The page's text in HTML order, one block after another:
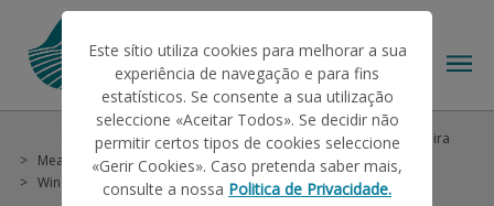
Help/Support Helps on Unique Request
POSEI Madeira
Measure 2 - Agriculture and Livestock (Vegetable)
Wine Row - Production
Legislation
Este sítio utiliza cookies para melhorar a sua
experiência de navegação e para fins
estatísticos. Se consente a sua utilização
seleccione «Aceitar Todos». Se decidir não
permitir certos tipos de cookies seleccione
«Gerir Cookies». Caso pretenda saber mais,
consulte a nossa Politica de Privacidade.